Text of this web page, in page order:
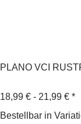
PLANO VCI
18,99 € - 21,99 € *
Bestellbar in